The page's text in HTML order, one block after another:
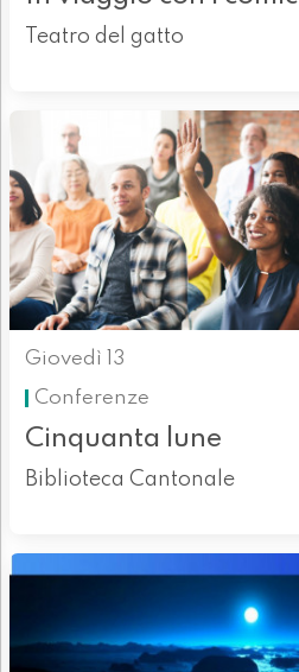
Teatro del gatto
Giovedì 13
Conferenze
Cinquanta lune
Biblioteca Cantonale